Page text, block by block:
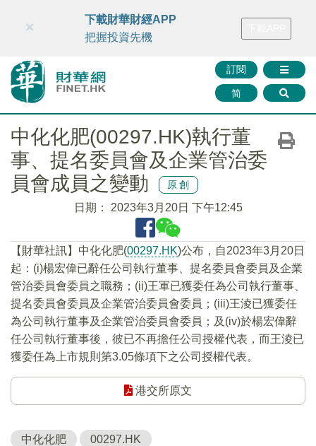
財華智庫網 FINTV FINMETA 財華證券 媒體矩陣
訂閱
简
×
下載財華財經APP
把握投資先機
中化化肥(00297.HK)執行董
事、提名委員會及企業管治委
員會成員之變動
原創
日期： 2023年3月20日 下午12:45
【財華社訊】中化化肥(00297.HK)公布，自2023年3月20日
起：(i)楊宏偉已辭任公司執行董事、提名委員會委員及企業
管治委員會委員之職務；(ii)王軍已獲委任為公司執行董事、
提名委員會委員及企業管治委員會委員；(iii)王淩已獲委任
為公司執行董事及企業管治委員會委員；及(iv)於楊宏偉辭
任公司執行董事後，彼已不再擔任公司授權代表，而王淩已
獲委任為上市規則第3.05條項下之公司授權代表。
港交所原文
中化化肥 00297.HK